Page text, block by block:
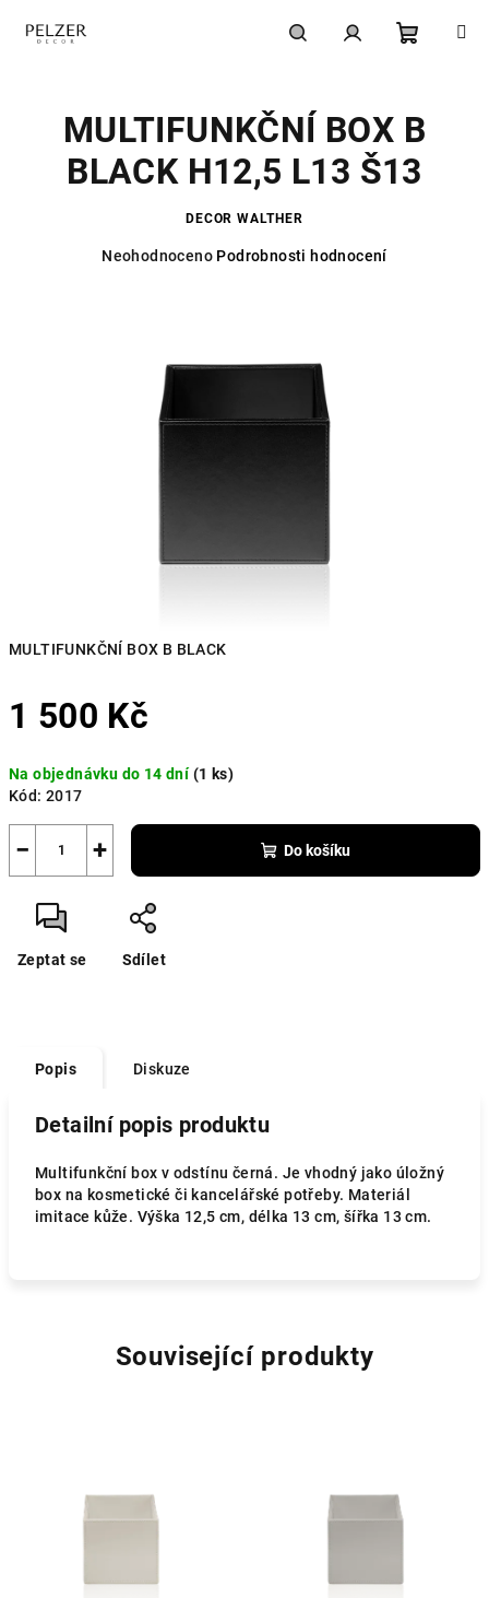
košík
MULTIFUNKČNÍ BOX B BLACK
1 500 Kč
cena:
Na objednávku do 14 dní(1 ks)
Kód: 2017
+
− Do košíku
Zeptat se Sdílet
MULTIFUNKČNÍ BOX B
BLACK H12,5 L13 Š13
DECOR WALTHER
Průměrné
hvězdiček.
Neohodnoceno Podrobnosti hodnocení
Popis Diskuze
Detailní popis produktu
Multifunkční box v odstínu černá. Je vhodný jako úložný
box na kosmetické či kancelářské potřeby. Materiál
imitace kůže. Výška 12,5 cm, délka 13 cm, šířka 13 cm.
Související produkty